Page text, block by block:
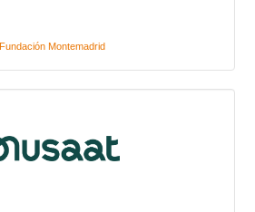
Fundación Montemadrid